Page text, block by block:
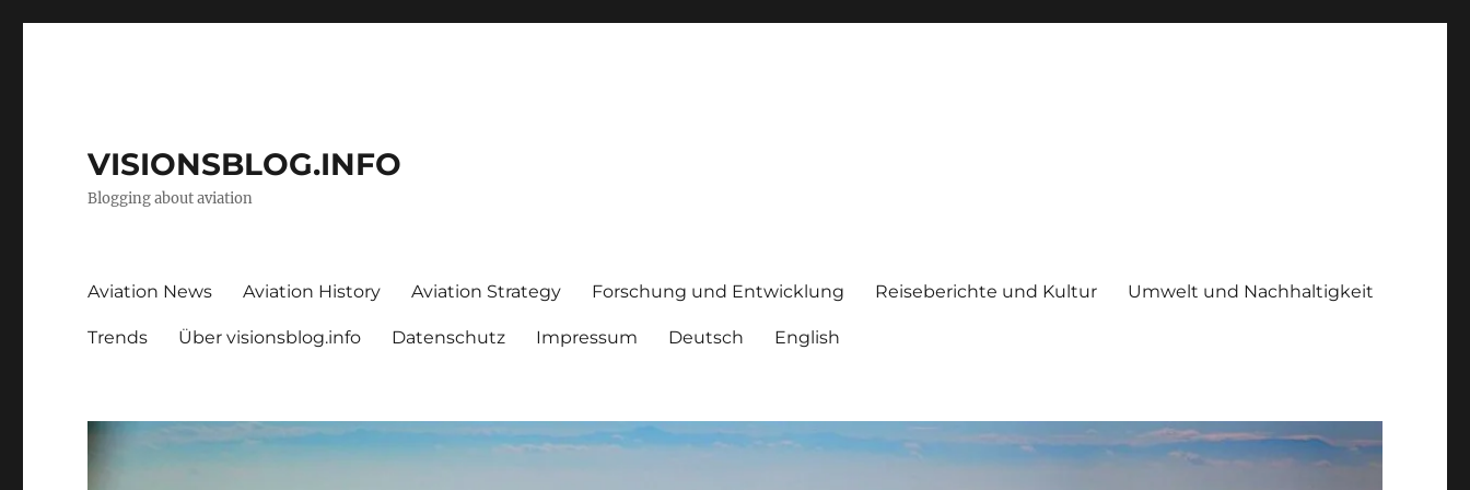
VISIONSBLOG.INFO
Blogging about aviation
Aviation News Aviation History Aviation Strategy Forschung und Entwicklung Reiseberichte und Kultur Umwelt und Nachhaltigkeit
Trends Über visionsblog.info Datenschutz Impressum Deutsch English